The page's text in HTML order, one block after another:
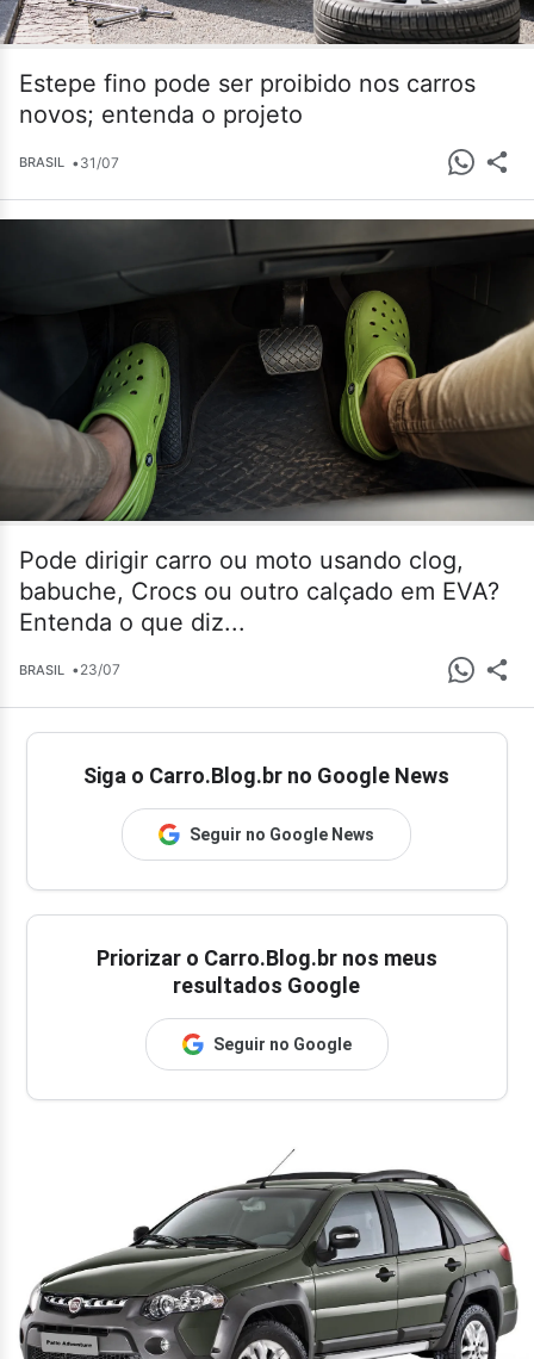
Estepe fino pode ser proibido nos carros
novos; entenda o projeto
BRASIL •31/07
Pode dirigir carro ou moto usando clog,
babuche, Crocs ou outro calçado em EVA?
Entenda o que diz...
BRASIL •23/07
Siga o Carro.Blog.br no Google News
Seguir no Google News
Priorizar o Carro.Blog.br nos meus
resultados Google
Seguir no Google